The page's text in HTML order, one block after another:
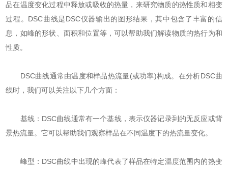
品在温度变化过程中释放或吸收的热量，来研究物质的热性质和相变
过程。DSC曲线是DSC仪器输出的图形结果，其中包含了丰富的信
息，如峰的形状、面积和位置等，可以帮助我们解读物质的热行为和
性质。
DSC曲线通常由温度和样品热流量(或功率)构成。在分析DSC曲
线时，我们可以关注以下几个方面：
基线：DSC曲线通常有一个基线，表示仪器记录到的无反应或背
景热流量。它可以帮助我们观察样品在不同温度下的热流量变化。
峰型：DSC曲线中出现的峰代表了样品在特定温度范围内的热变